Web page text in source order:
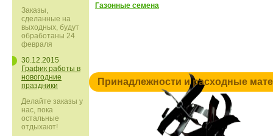
Заказы,
сделанные на
выходных, будут
обработаны 24
февраля
30.12.2015
График работы в
новогодние
праздники
Делайте заказы у
нас, пока
остальные
отдыхают!
Газонные семена
Принадлежности и расходные